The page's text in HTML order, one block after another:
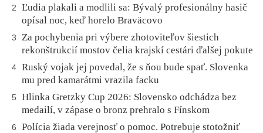
2
Ľudia plakali a modlili sa: Bývalý profesionálny hasič
opísal noc, keď horelo Braväcovo
3
Za pochybenia pri výbere zhotoviteľov šiestich
rekonštrukcií mostov čelia krajskí cestári ďalšej pokute
4 Ruský vojak jej povedal, že s ňou bude spať. Slovenka
mu pred kamarátmi vrazila facku
5
Hlinka Gretzky Cup 2026: Slovensko odchádza bez
medailí, v zápase o bronz prehralo s Fínskom
6
Polícia žiada verejnosť o pomoc. Potrebuje stotožniť